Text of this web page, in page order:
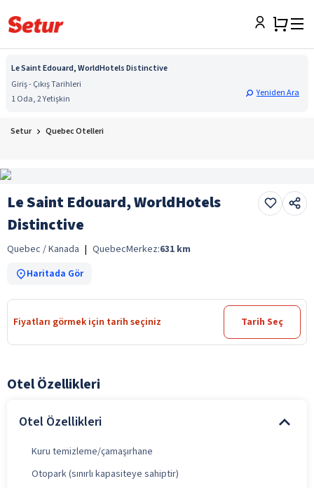
Le Saint Edouard, WorldHotels Distinctive
Giriş - Çıkış Tarihleri
1 Oda, 2 Yetişkin
Yeniden Ara
Setur Quebec Otelleri
Le Saint Edouard, WorldHotels
Distinctive
Quebec / Kanada | QuebecMerkez:631 km
Haritada Gör
Fiyatları görmek için tarih seçiniz Tarih Seç
Otel Özellikleri
Otel Özellikleri
Kuru temizleme/çamaşırhane
Otopark (sınırlı kapasiteye sahiptir)